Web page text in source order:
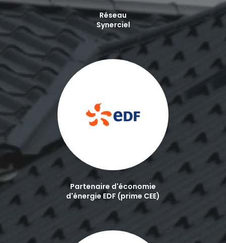
Réseau
Synerciel
Partenaire d'économie
d'énergie EDF (prime CEE)